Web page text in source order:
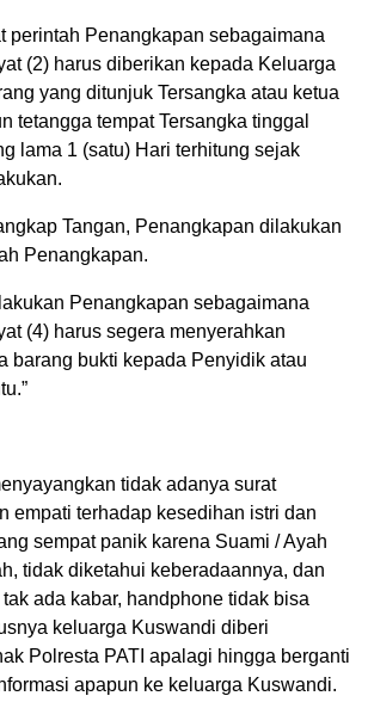
perintah Penangkapan sebagaimana
(2) harus diberikan kepada Keluarga
yang ditunjuk Tersangka atau ketua
tetangga tempat Tersangka tinggal
lama 1 (satu) Hari terhitung sejak
Tangan, Penangkapan dilakukan
Penangkapan.
Penangkapan sebagaimana
(4) harus segera menyerahkan
barang bukti kepada Penyidik atau
tidak adanya surat
empati terhadap kesedihan istri dan
sempat panik karena Suami / Ayah
tidak diketahui keberadaannya, dan
ada kabar, handphone tidak bisa
keluarga Kuswandi diberi
Polresta PATI apalagi hingga berganti
apapun ke keluarga Kuswandi.